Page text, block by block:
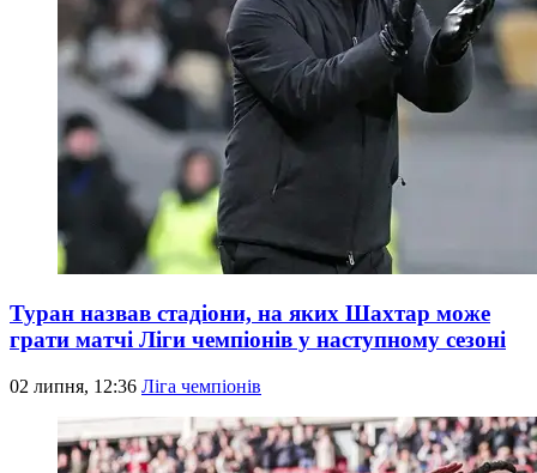
Туран назвав стадіони, на яких Шахтар може
грати матчі Ліги чемпіонів у наступному сезоні
02 липня, 12:36 Ліга чемпіонів